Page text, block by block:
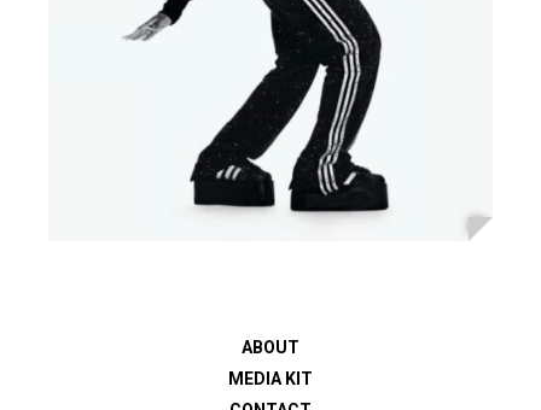
ABOUT
MEDIA KIT